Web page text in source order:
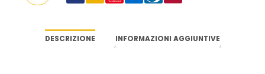
DESCRIZIONE INFORMAZIONI AGGIUNTIVE